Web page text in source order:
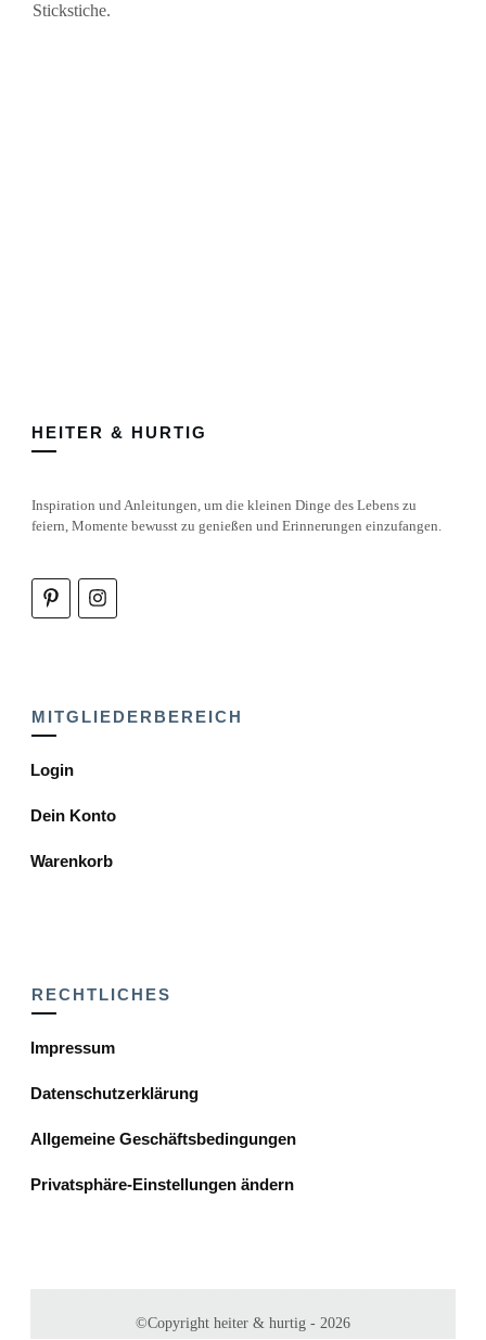
Stickstiche.
HEITER & HURTIG
Inspiration und Anleitungen, um die kleinen Dinge des Lebens zu
feiern, Momente bewusst zu genießen und Erinnerungen einzufangen.
MITGLIEDERBEREICH
Login
Dein Konto
Warenkorb
RECHTLICHES
Impressum
Datenschutzerklärung
Allgemeine Geschäftsbedingungen
Privatsphäre-Einstellungen ändern
©Copyright heiter & hurtig - 2026